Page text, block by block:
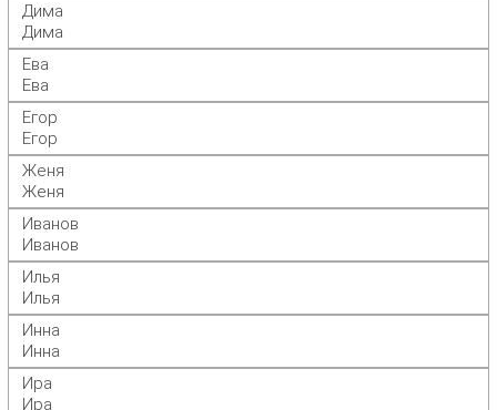
Дима
Дима
Ева
Ева
Егор
Егор
Женя
Женя
Иванов
Иванов
Илья
Илья
Инна
Инна
Ира
Ира